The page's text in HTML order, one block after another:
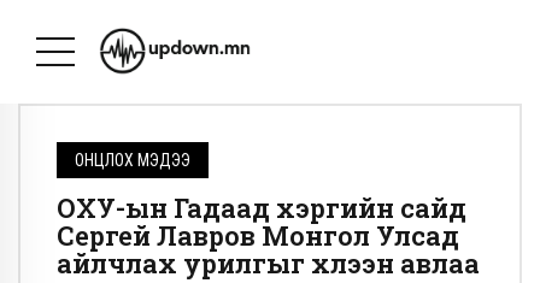
ОНЦЛОХ МЭДЭЭ
ОХУ-ын Гадаад хэргийн сайд
Сергей Лавров Монгол Улсад
айлчлах урилгыг хүлээн авлаа